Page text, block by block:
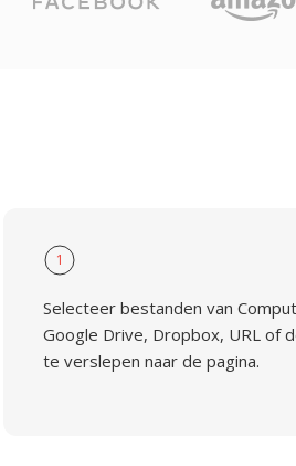
1
Selecteer bestanden van
Google Drive, Dropbox, URL of
te verslepen naar de pagina.